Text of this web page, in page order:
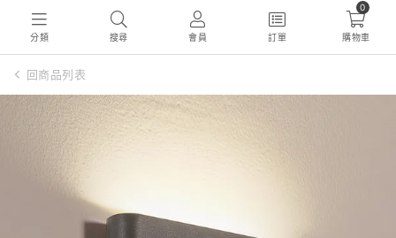
分類 搜尋 會員 訂單
0
購物車
回商品列表